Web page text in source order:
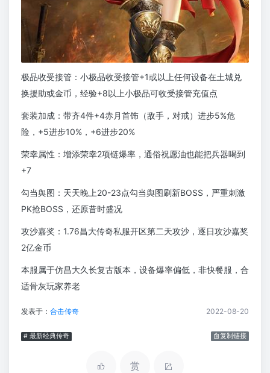
极品收受接管：小极品收受接管+1或以上任何设备在土城兑
换援助或金币，经验+8以上小极品可收受接管充值点
套装加成：带齐4件+4赤月首饰（敌手，对戒）进步5%危
险，+5进步10%，+6进步20%
荣幸属性：增添荣幸2项链爆率，通俗祝愿油也能把兵器喝到
+7
勾当舆图：天天晚上20-23点勾当舆图刷新BOSS，严重刺激
PK抢BOSS，还原昔时盛况
攻沙嘉奖：1.76昌大传奇私服开区第二天攻沙，逐日攻沙嘉奖
2亿金币
本服属于仿昌大久长复古版本，设备爆率偏低，非快餐服，合
适骨灰玩家养老
发表于： 合击传奇 2022-08-20
# 最新经典传奇 复制链接
赏